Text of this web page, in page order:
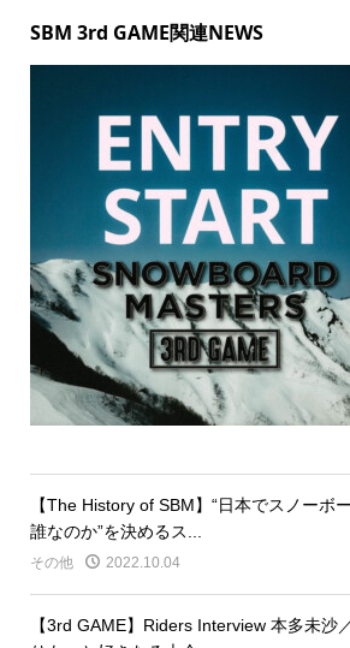
SBM 3rd GAME関連NEWS
【The History of SBM】“日本でスノーボ
誰なのか”を決めるス...
その他 2022.10.04
【3rd GAME】Riders Interview 本多未沙